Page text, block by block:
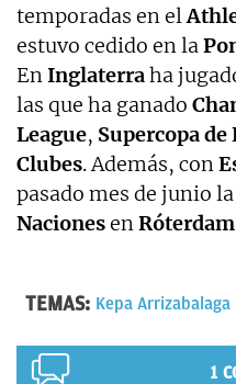
temporadas en el
estuvo cedido en la
EnInglaterraha
las que ha ganado
League, Supercopa de
Clubes. Además, con
pasado mes de junio la
NacionesenRóterdam
TEMAS: Kepa Arrizabalaga
1